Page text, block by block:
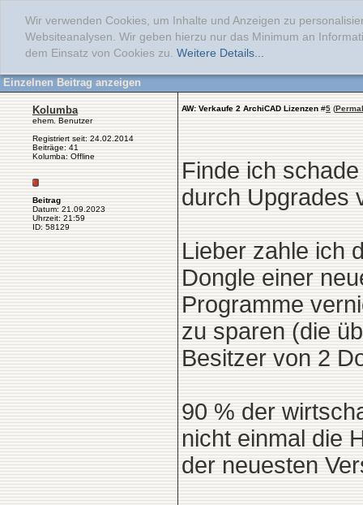
Wir verwenden Cookies, um Inhalte und Anzeigen zu
Websiteanalysen. Wir geben hierzu nur das Minimum an
dem Einsatz von Cookies zu. Weitere Details...
Einzelnen Beitrag anzeigen
Kolumba
ehem. Benutzer
Registriert seit: 24.02.2014
Beiträge: 41
Kolumba: Offline
Beitrag
Datum: 21.09.2023
Uhrzeit: 21:59
ID: 58129
AW: Verkaufe 2 ArchiCAD Lizenzen #5 (
Finde ich
durch Upgrades
Lieber zahle ich
Dongle einer
Programme
zu sparen (die
Besitzer von 2
90 % der
nicht einmal die
der neuesten